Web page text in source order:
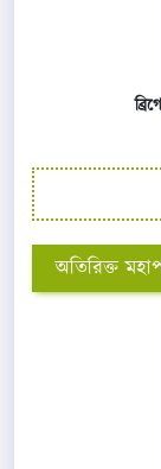
অতিরিক্ত